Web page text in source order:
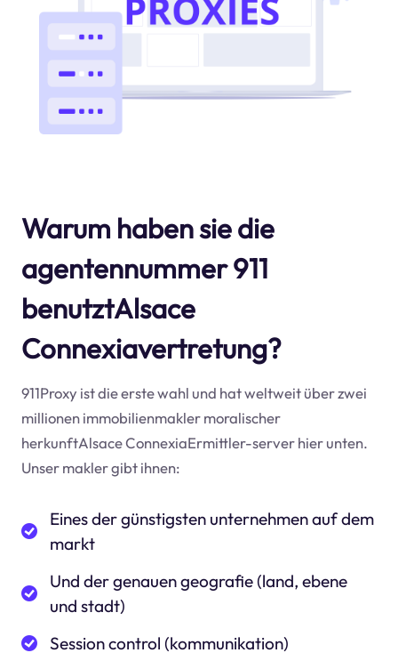
Warum haben sie die
agentennummer 911
benutztAlsace
Connexiavertretung?
911Proxy ist die erste wahl und hat weltweit über zwei
millionen immobilienmakler moralischer
herkunftAlsace ConnexiaErmittler-server hier unten.
Unser makler gibt ihnen:
Eines der günstigsten unternehmen auf dem
markt
Und der genauen geografie (land, ebene
und stadt)
Session control (kommunikation)